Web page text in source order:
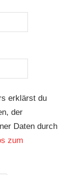
erklärst du
der
Daten durch
zum